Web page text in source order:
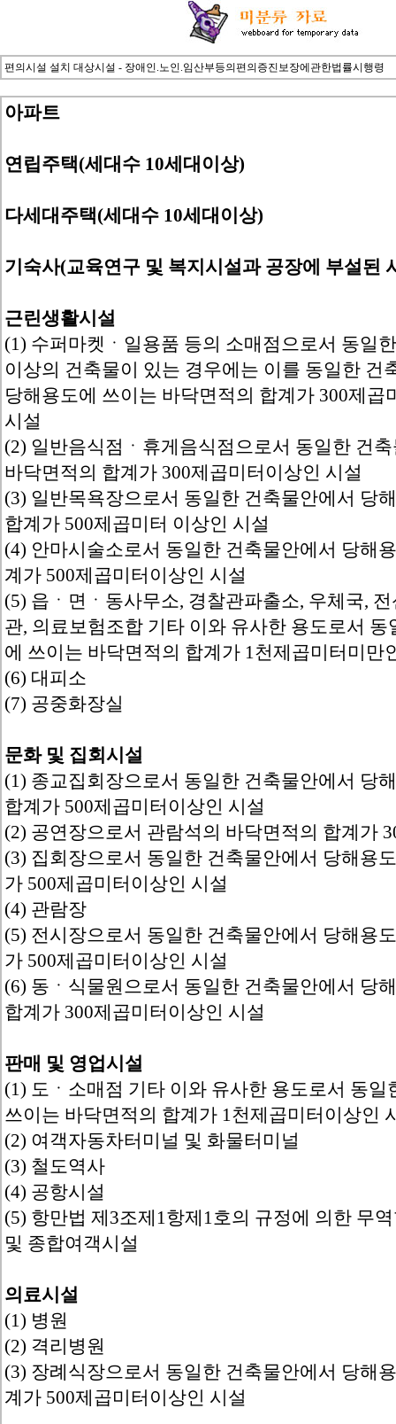
편의시설 설치 대상시설 - 장애인.노인.임산부등의편의증진보장에관한법률시행령
아파트
연립주택(세대수 10세대이상)
다세대주택(세대수 10세대이상)
기숙사(교육연구 및 복지시설과 공장에 부설된
근린생활시설
(1) 수퍼마켓ㆍ일용품 등의 소매점으로서 동일
이상의 건축물이 있는 경우에는 이를 동일한 건
당해용도에 쓰이는 바닥면적의 합계가 300제
시설
(2) 일반음식점ㆍ휴게음식점으로서 동일한 건
바닥면적의 합계가 300제곱미터이상인 시설
(3) 일반목욕장으로서 동일한 건축물안에서 당
합계가 500제곱미터 이상인 시설
(4) 안마시술소로서 동일한 건축물안에서 당해
계가 500제곱미터이상인 시설
(5) 읍ㆍ면ㆍ동사무소, 경찰관파출소, 우체국,
관, 의료보험조합 기타 이와 유사한 용도로서
에 쓰이는 바닥면적의 합계가 1천제곱미터미만
(6) 대피소
(7) 공중화장실
문화 및 집회시설
(1) 종교집회장으로서 동일한 건축물안에서 당
합계가 500제곱미터이상인 시설
(2) 공연장으로서 관람석의 바닥면적의 합계가
(3) 집회장으로서 동일한 건축물안에서 당해용
가 500제곱미터이상인 시설
(4) 관람장
(5) 전시장으로서 동일한 건축물안에서 당해용
가 500제곱미터이상인 시설
(6) 동ㆍ식물원으로서 동일한 건축물안에서 당
합계가 300제곱미터이상인 시설
판매 및 영업시설
(1) 도ㆍ소매점 기타 이와 유사한 용도로서 동
쓰이는 바닥면적의 합계가 1천제곱미터이상인
(2) 여객자동차터미널 및 화물터미널
(3) 철도역사
(4) 공항시설
(5) 항만법 제3조제1항제1호의 규정에 의한 무
및 종합여객시설
의료시설
(1) 병원
(2) 격리병원
(3) 장례식장으로서 동일한 건축물안에서 당해
계가 500제곱미터이상인 시설